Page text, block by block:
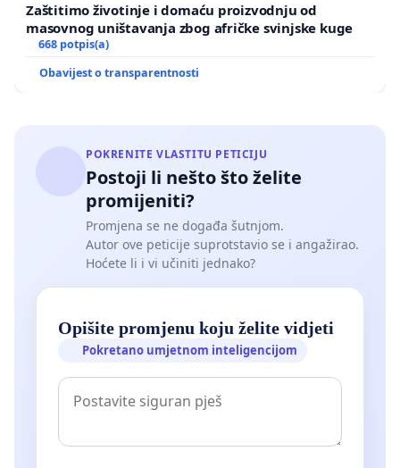
Zaštitimo životinje i domaću proizvodnju od
masovnog uništavanja zbog afričke svinjske kuge
668 potpis(a)
Obavijest o transparentnosti
POKRENITE VLASTITU PETICIJU
Postoji li nešto što želite
promijeniti?
Promjena se ne događa šutnjom.
Autor ove peticije suprotstavio se i angažirao.
Hoćete li i vi učiniti jednako?
Opišite promjenu koju želite vidjeti
Pokretano umjetnom inteligencijom